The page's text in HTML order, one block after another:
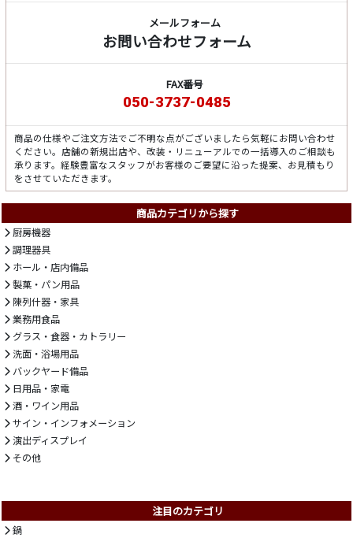
メールフォーム
お問い合わせフォーム
FAX番号
050-3737-0485
商品の仕様やご注文方法でご不明な点がございましたら気軽にお問い合わせ
ください。店舗の新規出店や、改装・リニューアルでの一括導入のご相談も
承ります。経験豊富なスタッフがお客様のご要望に沿った提案、お見積もり
をさせていただきます。
商品カテゴリから探す
厨房機器
調理器具
ホール・店内備品
製菓・パン用品
陳列什器・家具
業務用食品
グラス・食器・カトラリー
洗面・浴場用品
バックヤード備品
日用品・家電
酒・ワイン用品
サイン・インフォメーション
演出ディスプレイ
その他
注目のカテゴリ
鍋